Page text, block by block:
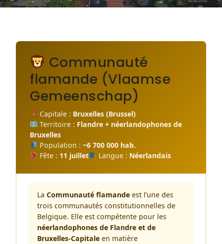
Communauté
flamande (Vlaamse
Gemeenschap)
Capitale : Bruxelles (Brussel)
Territoire : Flandre + néerlandophones de
Bruxelles
Population :~6 700 000 hab.
Fête : 11 juillet Langue : Néerlandais
La Communauté flamande est l’une des
trois communautés constitutionnelles de
Belgique. Elle est compétente pour les
néerlandophones de Flandre et de
Bruxelles-Capitale en matière